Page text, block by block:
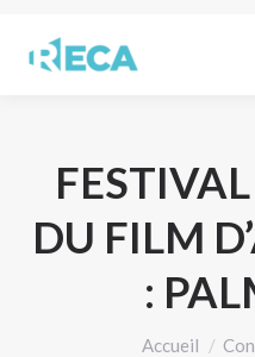
DU FILM
:
Vous êtes ici :Accueil